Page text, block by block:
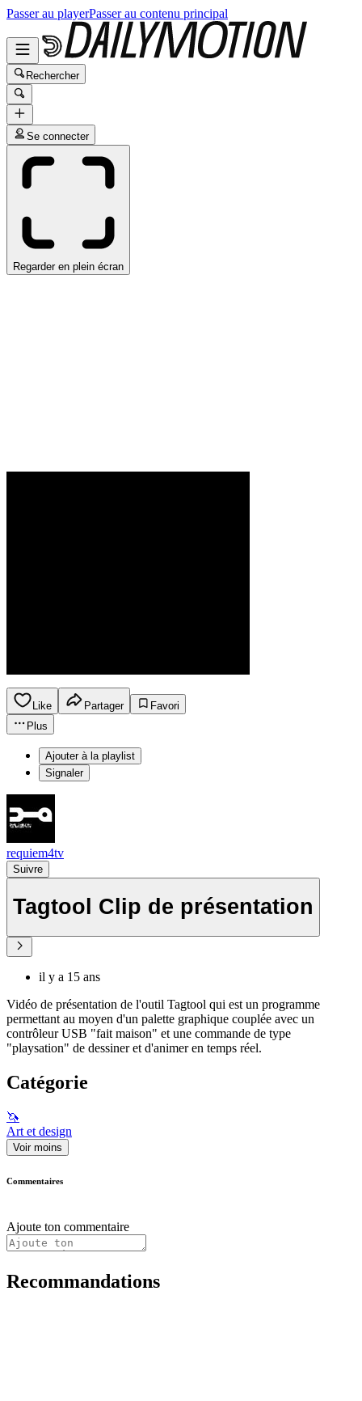
Passer au playerPasser au contenu principal
Rechercher
Se connecter
Regarder en plein écran
Like Partager
Favori
Plus
Ajouter à la playlist
Signaler
requiem4tv
Suivre
Tagtool Clip de présentation
il y a 15 ans
Vidéo de présentation de l'outil Tagtool qui est un programme
permettant au moyen d'un palette graphique couplée avec un
contrôleur USB "fait maison" et une commande de type
"playsation" de dessiner et d'animer en temps réel.
Catégorie
🦄
Art et design
Voir moins
Commentaires
Ajoute ton commentaire
Recommandations